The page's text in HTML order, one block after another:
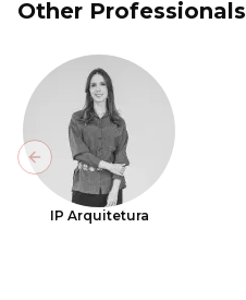
Other Professionals
IP Arquitetura
Previous slide